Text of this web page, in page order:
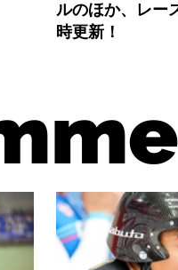
ルのほか、レー
時更新！